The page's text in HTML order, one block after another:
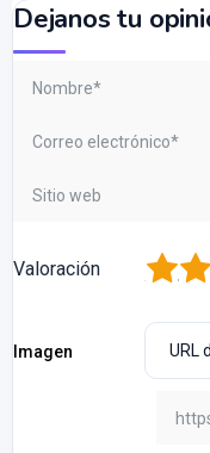
Dejanos tu
Valoración 2
Imagen